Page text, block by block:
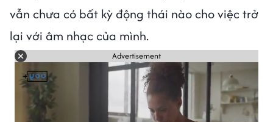
vẫn chưa có bất kỳ động thái nào cho việc trở
lại với âm nhạc của mình.
Advertisement